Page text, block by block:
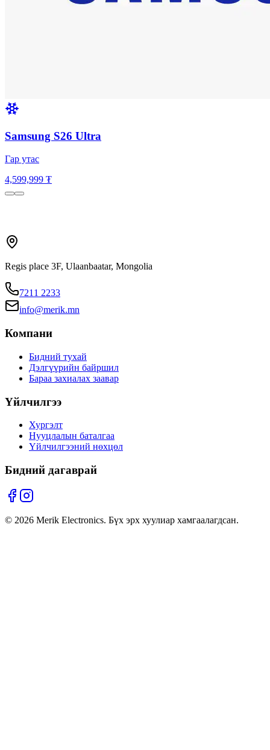
Samsung S26 Ultra
Гар утас
4,599,999 ₮
Regis place 3F, Ulaanbaatar, Mongolia
7211 2233
info@merik.mn
Компани
Бидний тухай
Дэлгүүрийн байршил
Бараа захиалах заавар
Үйлчилгээ
Хургэлт
Нууцлалын баталгаа
Үйлчилгээний нөхцөл
Бидний дагаврай
© 2026 Merik Electronics. Бүх эрх хуулиар хамгаалагдсан.